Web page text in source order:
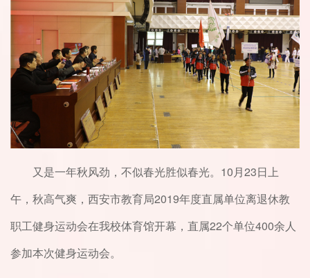
又是一年秋风劲，不似春光胜似春光。 10 月 23 日上
午，秋高气爽，西安市教育局2019年度直属单位离退休教
职工健身运动会在我校体育馆开幕，直属22个单位400余人
参加本次健身运动会。